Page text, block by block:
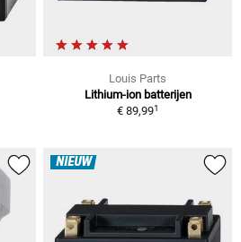
Louis Parts
Lithium-ion batterijen
€ 89,991
NIEUW